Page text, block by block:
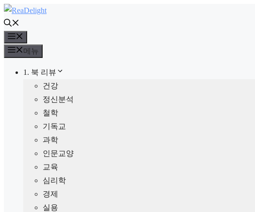
컨
텐
츠
로
뉴
메뉴
1. 북 리뷰
건강
정신분석
철학
기독교
과학
인문교양
교육
심리학
경제
실용